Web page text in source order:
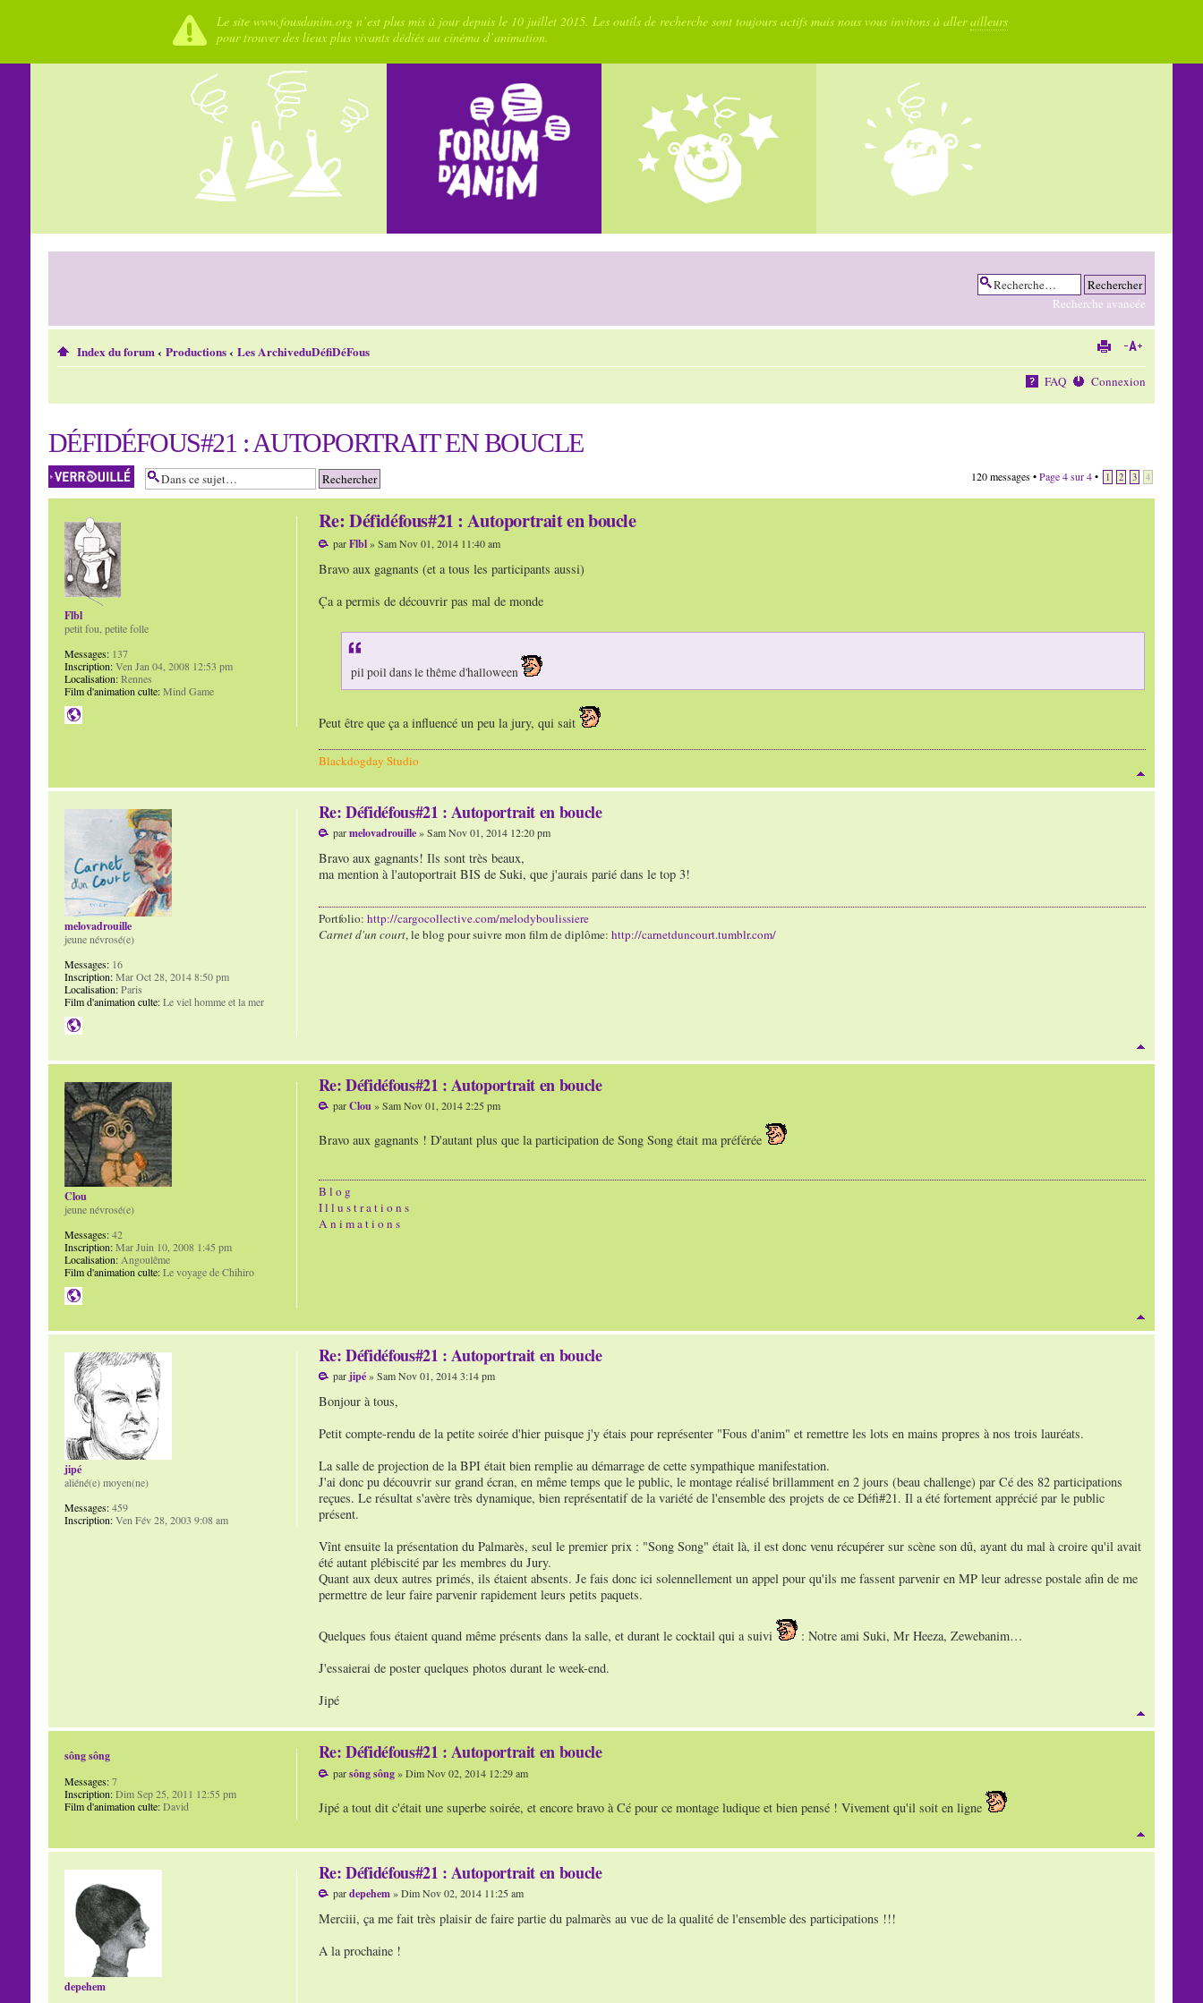
Le site www.fousdanim.org n’est plus mis à jour depuis le 10 juillet 2015. Les outils de recherche sont toujours actifs mais nous vous invitons à allerailleurs
pour trouver des lieux plus vivants dédiés au cinéma d’animation.
Recherche avancée
Index du forum‹ Productions‹ Les ArchiveduDéfiDéFous
FAQ Connexion
DÉFIDÉFOUS#21 : AUTOPORTRAIT EN BOUCLE
Sujet verrouillé 120 messages •Page4sur4• 1 2 3 4
Re: Défidéfous#21 : Autoportrait en boucle
parFlbl» Sam Nov 01, 2014 11:40 am
Bravo aux gagnants (et a tous les participants aussi)
Ça a permis de découvrir pas mal de monde
pil poil dans le thême d'halloween
Peut être que ça a influencé un peu la jury, qui sait
Blackdogday Studio
Flbl
petit fou, petite folle
Messages:137
Inscription:Ven Jan 04, 2008 12:53 pm
Localisation:Rennes
Film d'animation culte:Mind Game
Re: Défidéfous#21 : Autoportrait en boucle
parmelovadrouille» Sam Nov 01, 2014 12:20 pm
Bravo aux gagnants! Ils sont très beaux,
ma mention à l'autoportrait BIS de Suki, que j'aurais parié dans le top 3!
Portfolio: http://cargocollective.com/melodyboulissiere
Carnet d'un court, le blog pour suivre mon film de diplôme: http://carnetduncourt.tumblr.com/
melovadrouille
jeune névrosé(e)
Messages:16
Inscription:Mar Oct 28, 2014 8:50 pm
Localisation:Paris
Film d'animation culte:Le viel homme et la mer
Re: Défidéfous#21 : Autoportrait en boucle
parClou » Sam Nov 01, 2014 2:25 pm
Bravo aux gagnants ! D'autant plus que la participation de Song Song était ma préférée
B l o g
I l l u s t r a t i o n s
A n i m a t i o n s
Clou
jeune névrosé(e)
Messages:42
Inscription:Mar Juin 10, 2008 1:45 pm
Localisation:Angoulême
Film d'animation culte:Le voyage de Chihiro
Re: Défidéfous#21 : Autoportrait en boucle
parjipé» Sam Nov 01, 2014 3:14 pm
Bonjour à tous,
Petit compte-rendu de la petite soirée d'hier puisque j'y étais pour représenter "Fous d'anim" et remettre les lots en mains propres à nos trois lauréats.
La salle de projection de la BPI était bien remplie au démarrage de cette sympathique manifestation.
J'ai donc pu découvrir sur grand écran, en même temps que le public, le montage réalisé brillamment en 2 jours (beau challenge) par Cé des 82 participations
reçues. Le résultat s'avère très dynamique, bien représentatif de la variété de l'ensemble des projets de ce Défi#21. Il a été fortement apprécié par le public
présent.
Vînt ensuite la présentation du Palmarès, seul le premier prix : "Song Song" était là, il est donc venu récupérer sur scène son dû, ayant du mal à croire qu'il avait
été autant plébiscité par les membres du Jury.
Quant aux deux autres primés, ils étaient absents. Je fais donc ici solennellement un appel pour qu'ils me fassent parvenir en MP leur adresse postale afin de me
permettre de leur faire parvenir rapidement leurs petits paquets.
Quelques fous étaient quand même présents dans la salle, et durant le cocktail qui a suivi
: Notre ami Suki, Mr Heeza, Zewebanim…
J'essaierai de poster quelques photos durant le week-end.
Jipé
jipé
aliéné(e) moyen(ne)
Messages:459
Inscription:Ven Fév 28, 2003 9:08 am
Re: Défidéfous#21 : Autoportrait en boucle
parsông sông» Dim Nov 02, 2014 12:29 am
Jipé a tout dit c'était une superbe soirée, et encore bravo à Cé pour ce montage ludique et bien pensé ! Vivement qu'il soit en ligne
sông sông
Messages:7
Inscription:Dim Sep 25, 2011 12:55 pm
Film d'animation culte:David
Re: Défidéfous#21 : Autoportrait en boucle
pardepehem» Dim Nov 02, 2014 11:25 am
Merciii, ça me fait très plaisir de faire partie du palmarès au vue de la qualité de l'ensemble des participations !!!
A la prochaine !
depehem